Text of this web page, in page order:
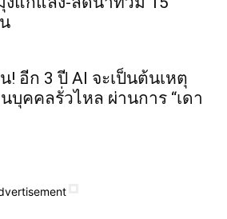
! อีก 3 ปี AI จะเป็นต้นเหตุ
คคลรั่วไหล ผ่านการ “เดา